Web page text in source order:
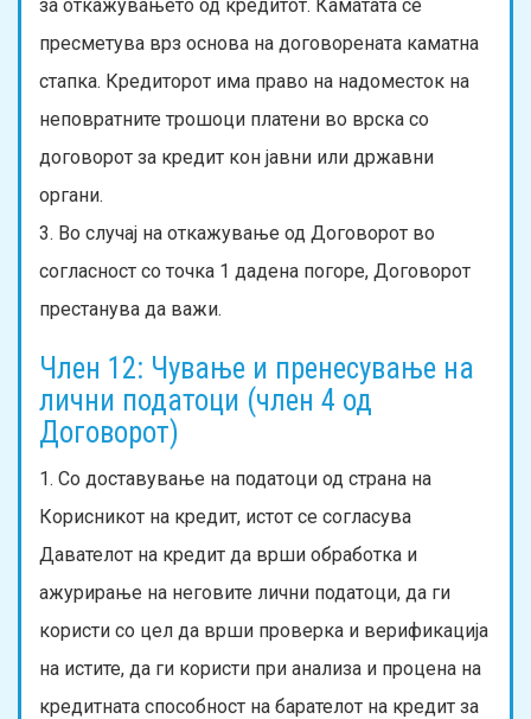
за откажувањето од кредитот. Каматата се
пресметува врз основа на договорената каматна
стапка. Кредиторот има право на надоместок на
неповратните трошоци платени во врска со
договорот за кредит кон јавни или државни
органи.
3. Во случај на откажување од Договорот во
согласност со точка 1 дадена погоре, Договорот
престанува да важи.
Член 12: Чување и пренесување на
лични податоци (член 4 од
Договорот)
1. Со доставување на податоци од страна на
Корисникот на кредит, истот се согласува
Давателот на кредит да врши обработка и
ажурирање на неговите лични податоци, да ги
користи со цел да врши проверка и верификација
на истите, да ги користи при анализа и процена на
кредитната способност на барателот на кредит за